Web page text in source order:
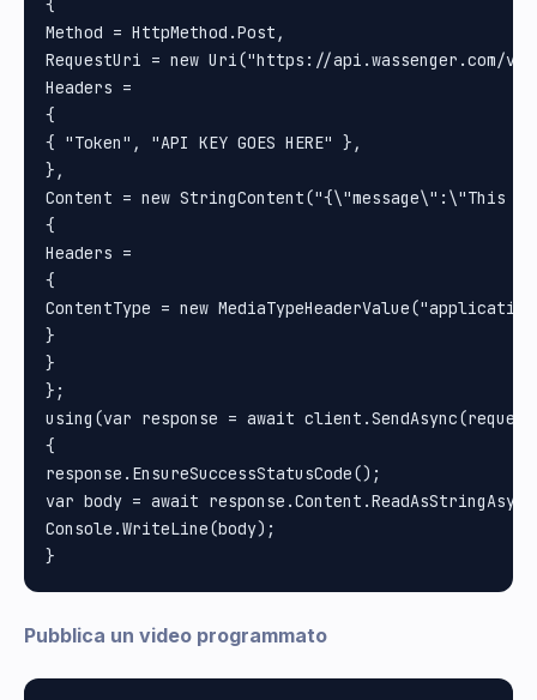
{
Method = HttpMethod.Post,
RequestUri = new Uri("https://api.wassenger.com/
Headers =
{
{ "Token", "API KEY GOES HERE" },
},
Content = new StringContent("{\"message\":\"This
{
Headers =
{
ContentType = new
}
}
};
using(var response = await
{
response.EnsureSuccessStatusCode();
var body = await
Console.WriteLine(body);
Pubblica un video programmato